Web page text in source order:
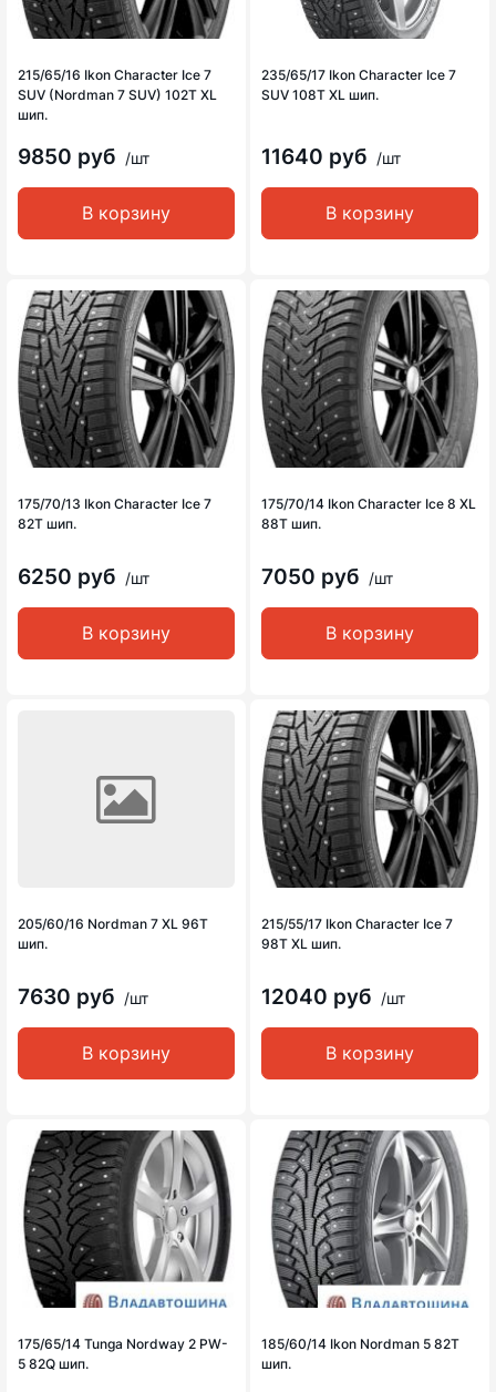
215/65/16 Ikon Character Ice 7
SUV (Nordman 7 SUV) 102T XL
шип.
9850 руб /шт
В корзину
235/65/17 Ikon Character Ice 7
SUV 108T XL шип.
11640 руб /шт
В корзину
175/70/13 Ikon Character Ice 7
82T шип.
6250 руб /шт
В корзину
175/70/14 Ikon Character Ice 8 XL
88T шип.
7050 руб /шт
В корзину
205/60/16 Nordman 7 XL 96T
шип.
7630 руб /шт
В корзину
215/55/17 Ikon Character Ice 7
98T XL шип.
12040 руб /шт
В корзину
175/65/14 Tunga Nordway 2 PW-
5 82Q шип.
185/60/14 Ikon Nordman 5 82T
шип.